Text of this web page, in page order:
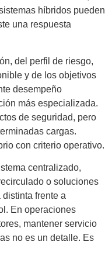
híbridos pueden
una respuesta
del perfil de riesgo,
y de los objetivos
desempeño
más especializada.
de seguridad, pero
cargas.
con criterio operativo.
centralizado,
o soluciones
frente a
En operaciones
mantener servicio
no es un detalle. Es